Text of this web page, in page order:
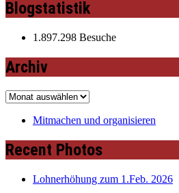
Blogstatistik
1.897.298 Besuche
Archiv
Archiv
Mitmachen und organisieren
Recent Photos
Lohnerhöhung zum 1.Feb. 2026